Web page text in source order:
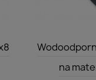

na